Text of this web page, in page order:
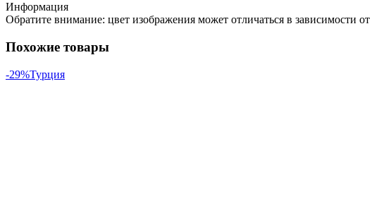
Информация
Обратите внимание: цвет изображения может отличаться в зависимости
Похожие товары
-29%Турция